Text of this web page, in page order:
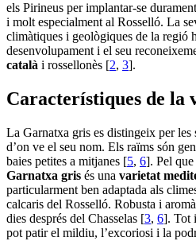
els Pirineus per implantar-se
i molt especialment al Rosselló. La
climàtiques i geològiques de la regió
desenvolupament i el seu
català i rossellonès [2, 3].
Característiques de la
La Garnatxa gris es distingeix per les
d’on ve el seu nom. Els raïms són
baies petites a mitjanes [5, 6]. Pel
Garnatxa gris és una varietat
particularment ben adaptada als
calcaris del Rosselló. Robusta i
dies després del Chasselas [3, 6]. Tot
pot patir el mildiu, l’excoriosi i la